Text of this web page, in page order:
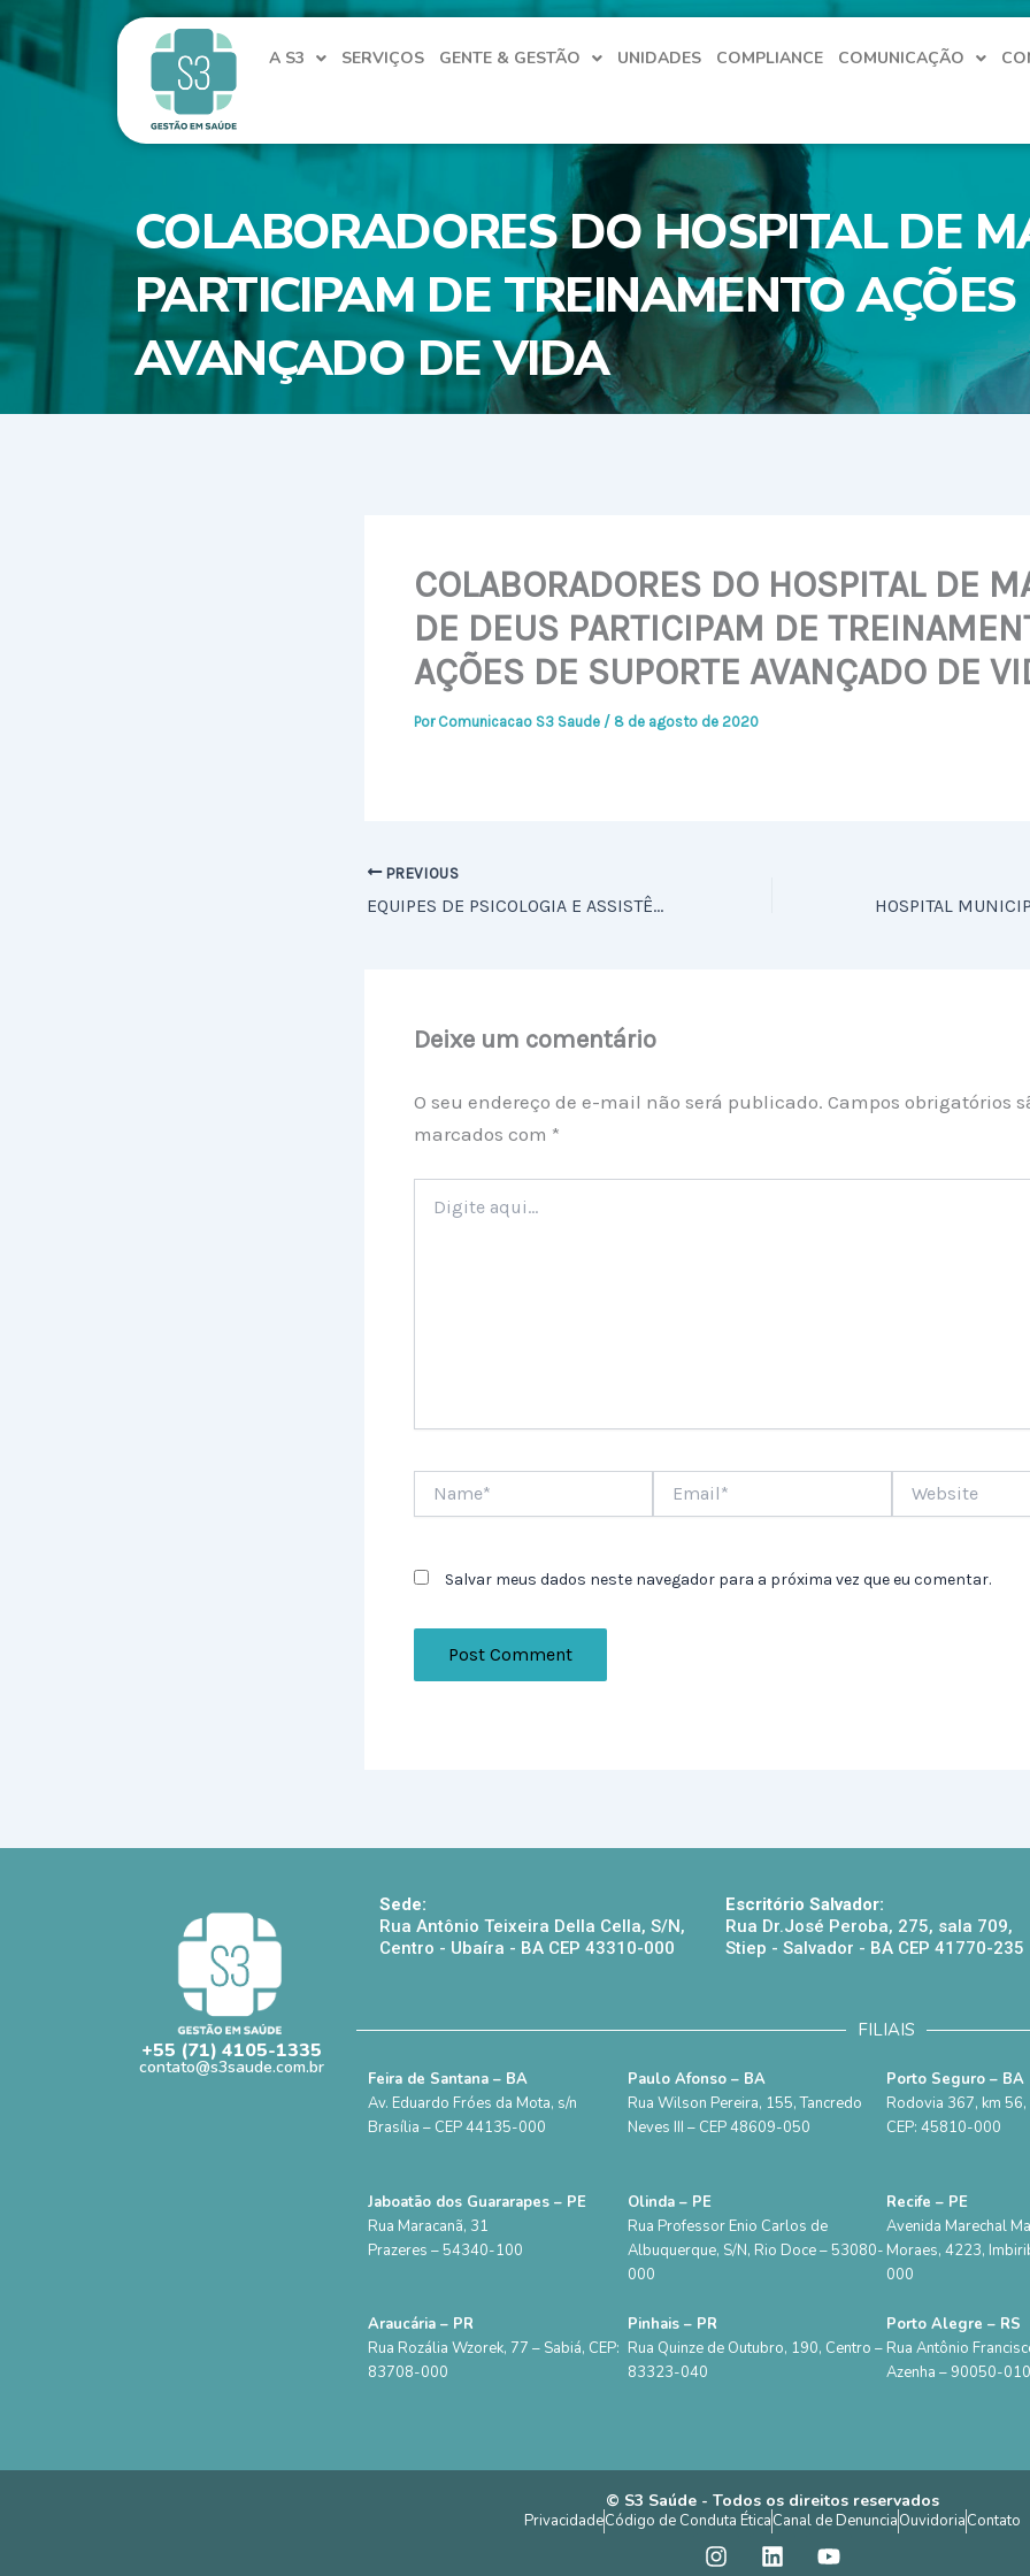
para
A S3 SERVIÇOS GENTE & GESTÃO UNIDADES COMPLIANCE COMUNICAÇÃO
COLABORADORES DO HOSPITAL DE
PARTICIPAM DE TREINAMENTO
AVANÇADO DE VIDA
COLABORADORES DO HOSPITAL DE
DE DEUS PARTICIPAM DE
AÇÕES DE SUPORTE AVANÇADO DE
Por Comunicacao S3 Saude / 8 de agosto de 2020
PREVIOUS
EQUIPES DE PSICOLOGIA E ASSISTÊNCIA SOCIAL DO HCFS ALINHAM FLUXOS DE TRABALHO
Deixe um comentário
O seu endereço de e-mail não será publicado. Campos obrigatórios
marcados com *
aqui...
Salvar meus dados neste navegador para a próxima vez que eu comentar.
+55 (71) 4105-1335
contato@s3saude.com.br
Sede:
Rua Antônio Teixeira Della Cella, S/N,
Centro - Ubaíra - BA CEP 43310-000
Escritório Salvador:
Rua Dr.José Peroba, 275, sala 709,
Stiep - Salvador - BA CEP 41770-235
FILIAIS
Feira de Santana – BA
Av. Eduardo Fróes da Mota, s/n
Brasília – CEP 44135-000
Paulo Afonso – BA
Rua Wilson Pereira, 155, Tancredo
Neves III – CEP 48609-050
Porto Seguro – BA
Rodovia 367, km 56,
CEP: 45810-000
Jaboatão dos Guararapes – PE
Rua Maracanã, 31
Prazeres – 54340-100
Olinda – PE
Rua Professor Enio Carlos de
Albuquerque, S/N, Rio Doce – 53080-
000
Recife – PE
Avenida Marechal
Moraes, 4223,
000
Araucária – PR
Rua Rozália Wzorek, 77 – Sabiá, CEP:
83708-000
Pinhais – PR
Rua Quinze de Outubro, 190, Centro –
83323-040
Porto Alegre – RS
Rua Antônio
Azenha – 90050-
© S3 Saúde - Todos os direitos reservados
PrivacidadeCódigo de Conduta ÉticaCanal de DenunciaOuvidoriaContato
I
n
L
i
Y
o